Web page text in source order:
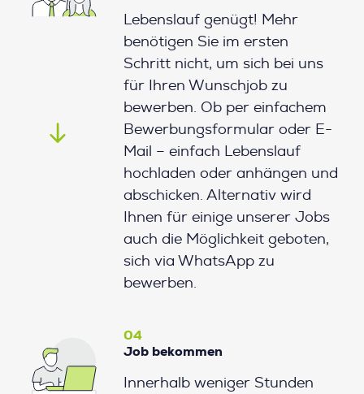
Lebenslauf genügt! Mehr
benötigen Sie im ersten
Schritt nicht, um sich bei uns
für Ihren Wunschjob zu
bewerben. Ob per einfachem
Bewerbungsformular oder E-
Mail – einfach Lebenslauf
hochladen oder anhängen und
abschicken. Alternativ wird
Ihnen für einige unserer Jobs
auch die Möglichkeit geboten,
sich via WhatsApp zu
bewerben.
04
Job bekommen
Innerhalb weniger Stunden